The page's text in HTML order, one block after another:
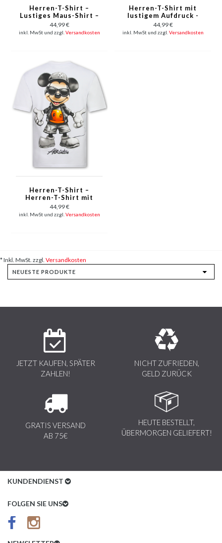
Herren-T-Shirt –
Lustiges Maus-Shirt –
Herren-T-Shirt mit
witzigem Aufdruck –
Herren-T-Shirt mit
44,99 €
inkl. MwSt und zzgl. Versandkosten
Herren-T-Shirt mit
lustigem Aufdruck -
Herren-T-Shirt -
Herren-T-Shirt mit
Aufdruck - Lustiges
44,99 €
inkl. MwSt und zzgl. Versandkosten
Herren-T-Shirt –
Herren-T-Shirt mit
lustigem Aufdruck –
Herren-T-Shirt mit
Aufdruck – Lustiges
44,99 €
inkl. MwSt und zzgl. Versandkosten
* Inkl. MwSt. zzgl. Versandkosten
JETZT KAUFEN, SPÄTER
ZAHLEN!
NICHT ZUFRIEDEN,
GELD ZURÜCK
GRATIS VERSAND
AB 75€
HEUTE BESTELLT,
ÜBERMORGEN GELIEFERT!
KUNDENDIENST
Kundenservice
AGB
FOLGEN SIE UNS